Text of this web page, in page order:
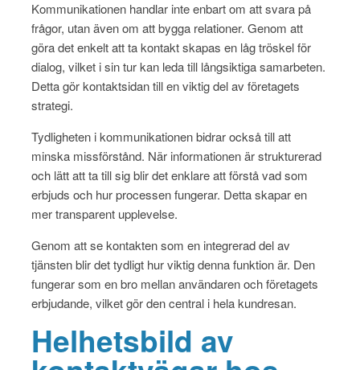
Kommunikationen handlar inte enbart om att svara på
frågor, utan även om att bygga relationer. Genom att
göra det enkelt att ta kontakt skapas en låg tröskel för
dialog, vilket i sin tur kan leda till långsiktiga samarbeten.
Detta gör kontaktsidan till en viktig del av företagets
strategi.
Tydligheten i kommunikationen bidrar också till att
minska missförstånd. När informationen är strukturerad
och lätt att ta till sig blir det enklare att förstå vad som
erbjuds och hur processen fungerar. Detta skapar en
mer transparent upplevelse.
Genom att se kontakten som en integrerad del av
tjänsten blir det tydligt hur viktig denna funktion är. Den
fungerar som en bro mellan användaren och företagets
erbjudande, vilket gör den central i hela kundresan.
Helhetsbild av